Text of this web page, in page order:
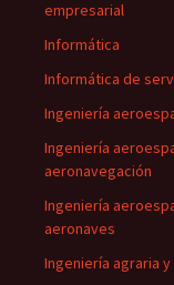
empresarial
Informática
Informática de
Ingeniería
Ingeniería
aeronavegación
Ingeniería
aeronaves
Ingeniería agraria